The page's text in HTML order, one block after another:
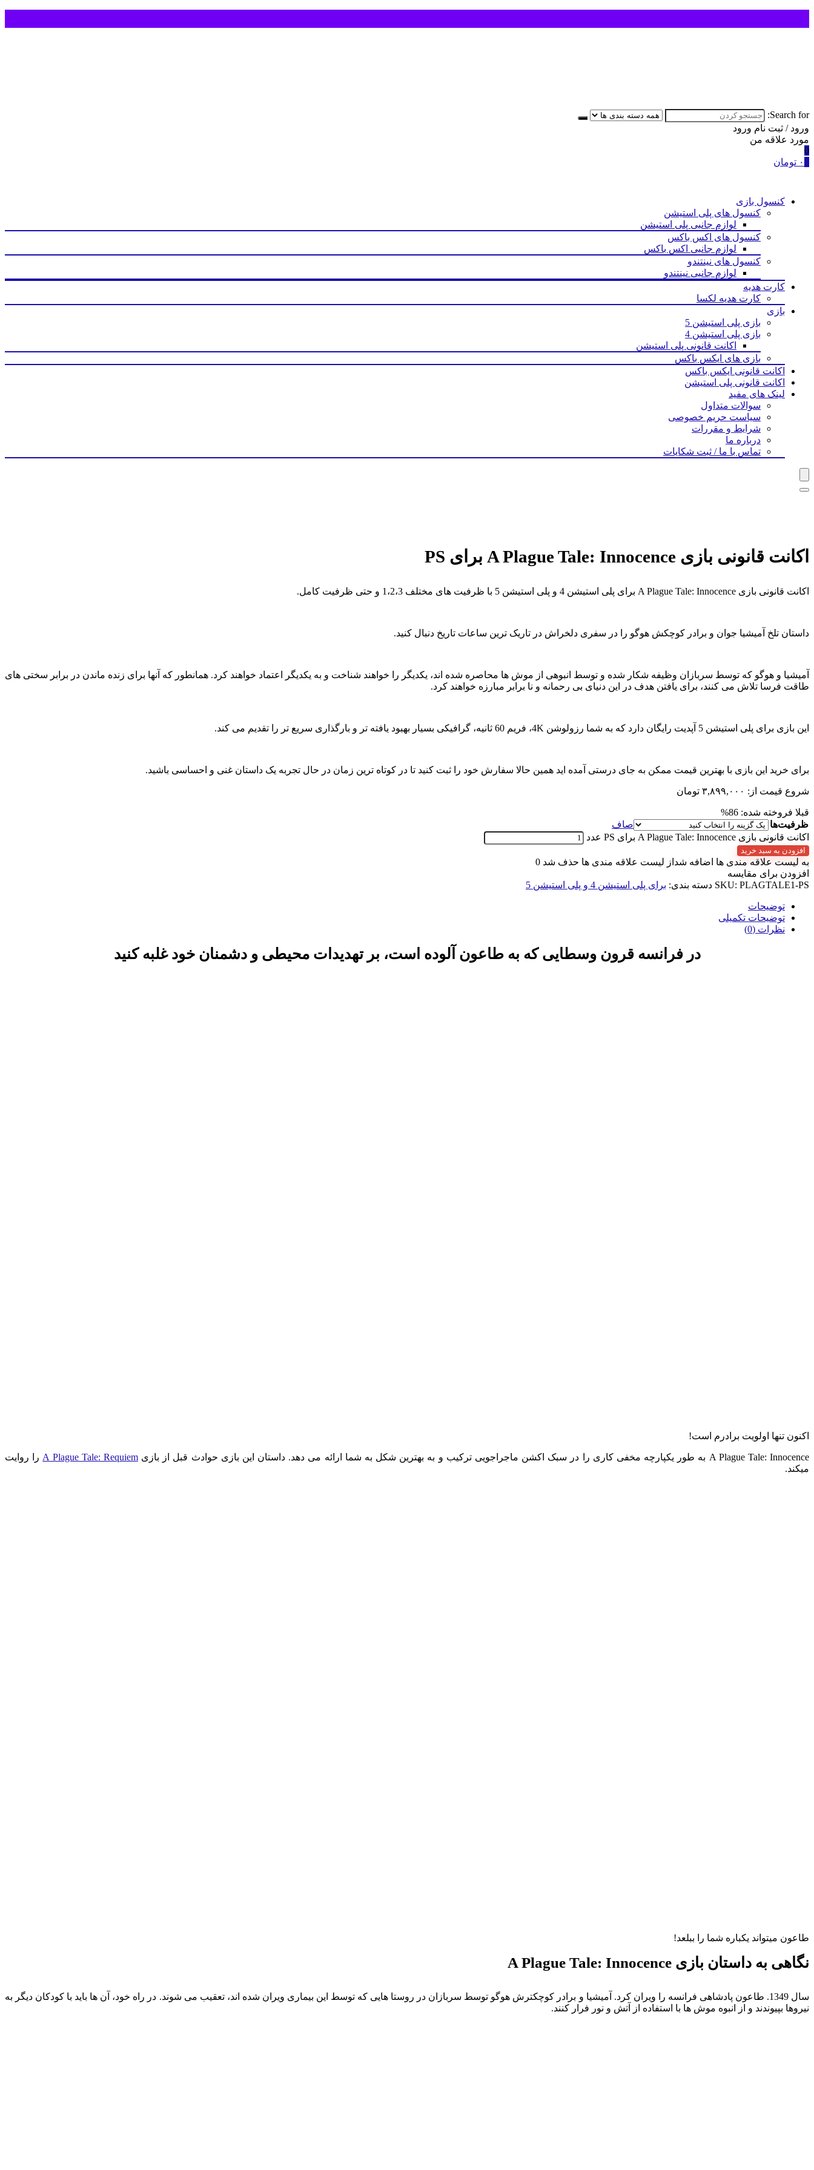
Search for:
ورود / ثبت نام ورود
مورد علاقه من
0
۰ تومان
کنسول بازی
کنسول های پلی استیشن
لوازم جانبی پلی استیشن
کنسول های اکس باکس
لوازم جانبی اکس باکس
کنسول های نینتندو
لوازم جانبی نینتندو
کارت هدیه
کارت هدیه لکسا
بازی‌
بازی پلی استیشن 5
بازی پلی استیشن 4
اکانت قانونی پلی استیشن
بازی های ایکس باکس
اکانت قانونی ایکس باکس
اکانت قانونی پلی استیشن
لینک های مفید
سوالات متداول
سیاست حریم خصوصی
شرایط و مقررات
درباره ما
تماس با ما / ثبت شکایات
اکانت قانونی بازی A Plague Tale: Innocence برای PS
اکانت قانونی بازی A Plague Tale: Innocence برای پلی استیشن 4 و پلی استیشن 5 با ظرفیت های مختلف 1،2،3 و حتی ظرفیت کامل.
داستان تلخ آمیشیا جوان و برادر کوچکش هوگو را در سفری دلخراش در تاریک ترین ساعات تاریخ دنبال کنید.
آمیشیا و هوگو که توسط سربازان وظیفه شکار شده و توسط انبوهی از موش‌ ها محاصره شده‌ اند، یکدیگر را خواهند شناخت و به یکدیگر اعتماد خواهند کرد. همانطور که آنها برای زنده ماندن در برابر سختی های
طاقت فرسا تلاش می کنند، برای یافتن هدف در این دنیای بی رحمانه و نا برابر مبارزه خواهند کرد.
این بازی برای پلی استیشن 5 آپدیت رایگان دارد که به شما رزولوشن 4K، فریم 60 ثانیه، گرافیکی بسیار بهبود یافته تر و بارگذاری سریع تر را تقدیم می کند.
برای خرید این بازی با بهترین قیمت ممکن به جای درستی آمده اید همین حالا سفارش خود را ثبت کنید تا در کوتاه ترین زمان در حال تجربه یک داستان غنی و احساسی باشید.
شروع قیمت از: ۳,۸۹۹,۰۰۰ تومان
قبلا فروخته شده: 86%
ظرفیت‌ها
صاف
اکانت قانونی بازی A Plague Tale: Innocence برای PS عدد
افزودن به سبد خرید
به لیست علاقه مندی ها اضافه شد از لیست علاقه مندی ها حذف شد 0
افزودن برای مقایسه
SKU: PLAGTALE1-PS دسته بندی: برای پلی استیشن 4 و پلی استیشن 5
توضیحات
توضیحات تکمیلی
نظرات (0)
در فرانسه قرون وسطایی که به طاعون آلوده است، بر تهدیدات محیطی و دشمنان خود غلبه کنید
اکنون تنها اولویت برادرم است!
A Plague Tale: Innocence به طور یکپارچه مخفی کاری را در سبک اکشن ماجراجویی ترکیب و به بهترین شکل به شما ارائه می دهد. داستان این بازی حوادث قبل از بازی A Plague Tale: Requiem را روایت
میکند.
طاعون میتواند یکباره شما را ببلعد!
نگاهی به داستان بازی A Plague Tale: Innocence
سال 1349. طاعون پادشاهی فرانسه را ویران کرد. آمیشیا و برادر کوچکترش هوگو توسط سربازان در روستا هایی که توسط این بیماری ویران شده اند، تعقیب می شوند. در راه خود، آن ها باید با کودکان دیگر به
نیروها بپیوندند و از انبوه موش ها با استفاده از آتش و نور فرار کنند.